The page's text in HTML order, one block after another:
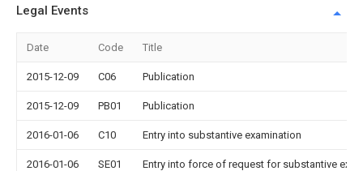
Legal Events
Date Code Title
2015-12-09 C06 Publication
2015-12-09 PB01 Publication
2016-01-06 C10 Entry into substantive examination
2016-01-06 SE01 Entry into force of request for substantive